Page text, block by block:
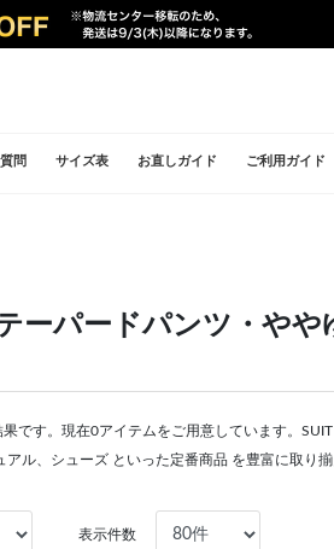
問 サイズ表 お直しガイド ご利用ガイド
テーパードパンツ・や
です。現在0アイテムをご用意しています。
ル、シューズ といった定番商品 を豊富に取り揃
表示件数